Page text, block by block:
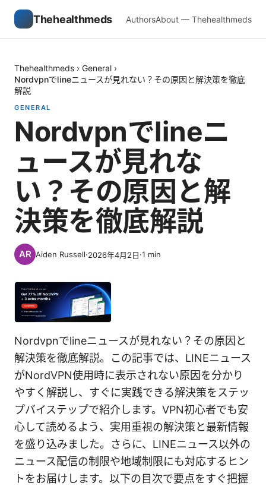
Thehealthmeds AuthorsAbout — Thehealthmeds
Thehealthmeds › General ›
Nordvpnでlineニュースが見れない？その原因と解決策を徹底
解説
GENERAL
Nordvpnでlineニ
ュースが見れな
い？その原因と解
決策を徹底解説
Aiden Russell·2026年4月2日·1 min
Nordvpnでlineニュースが見れない？その原因と
解決策を徹底解説。この記事では、LINEニュース
がNordVPN使用時に表示されない原因を分かり
やすく解説し、すぐに実践できる解決策をステッ
プバイステップで紹介します。VPN初心者でも安
心して読めるよう、実用重視の解決策と最新情報
を盛り込みました。さらに、LINEニュース以外の
ニュース配信の制限や地域制限にも対応するヒン
トをお届けします。以下の目次で要点をすぐ把握